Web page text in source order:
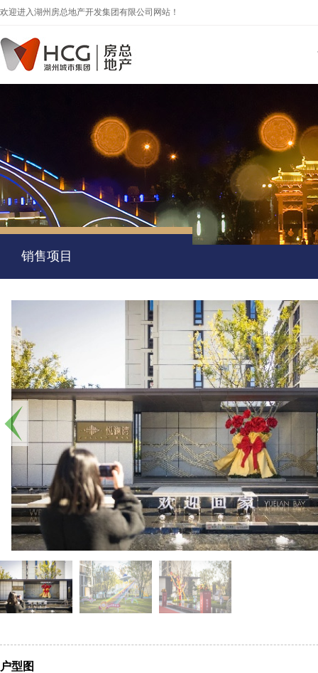
欢迎进入湖州房总地产开发集团有限公司网站！
销售项目
户型图